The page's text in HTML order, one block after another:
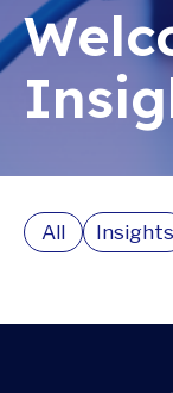
All Insights